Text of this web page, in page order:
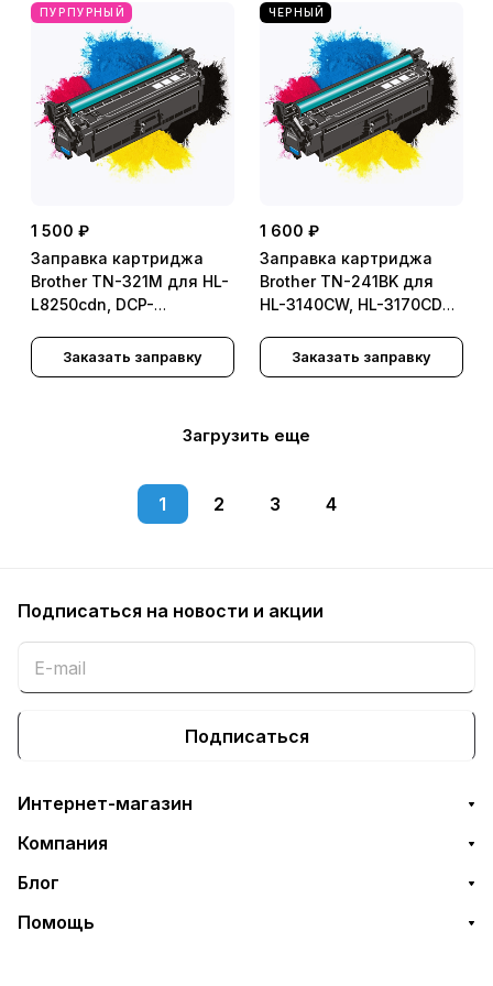
L2560DWR
ПУРПУРНЫЙ
1 500 ₽
Заправка картриджа
Brother TN-321M для HL-
L8250cdn, DCP-
Заказать заправку
ЧЕРНЫЙ
1 600 ₽
Заправка картриджа
Brother TN-241BK для
HL-3140CW, HL-3170CDW,
9330CDW
Заказать заправку
Загрузить еще
1 2 3 4
Подписаться на новости и акции
Подписаться
Интернет-магазин
Компания
Блог
Помощь